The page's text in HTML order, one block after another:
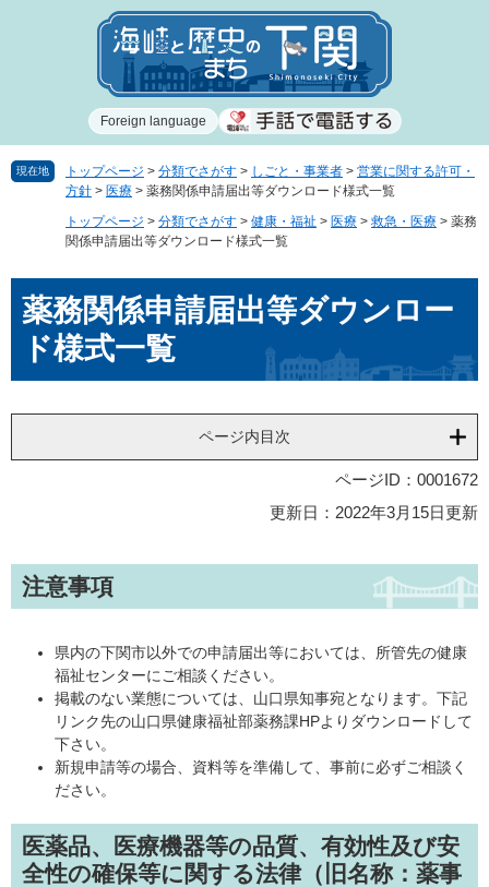
で
ば
Foreign language
現在地 トップページ > 分類でさがす > しごと・事業者 > 営業に関する許可・
方針 > 医療 > 薬務関係申請届出等ダウンロード様式一覧
トップページ > 分類でさがす > 健康・福祉 > 医療 > 救急・医療 > 薬務
関係申請届出等ダウンロード様式一覧
文薬務関係申請届出等ダウンロー
ド様式一覧
ページ内目次
ページID：0001672
更新日：2022年3月15日更新
注意事項
県内の下関市以外での申請届出等においては、所管先の健康
福祉センターにご相談ください。
掲載のない業態については、山口県知事宛となります。下記
リンク先の山口県健康福祉部薬務課HPよりダウンロードして
下さい。
新規申請等の場合、資料等を準備して、事前に必ずご相談く
ださい。
医薬品、医療機器等の品質、有効性及び安
全性の確保等に関する法律（旧名称：薬事